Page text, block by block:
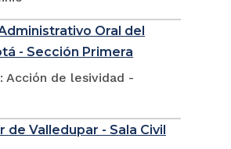
Oral del
- Sección Primera
Acción de lesividad -
de Valledupar - Sala Civil